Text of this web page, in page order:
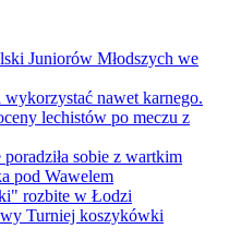
Juniorów Młodszych we
nawet karnego.
lechistów po meczu z
sobie z wartkim
pod Wawelem
rozbite w Łodzi
Turniej koszykówki